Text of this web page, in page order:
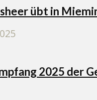
übt in
2025 der